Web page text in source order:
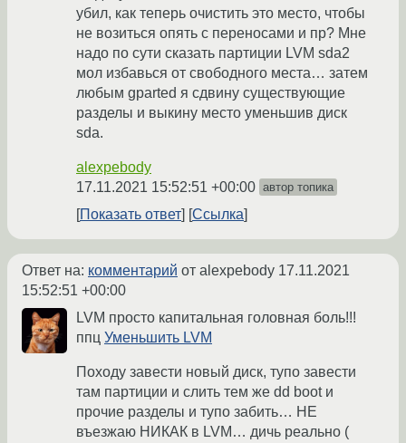
убил, как теперь очистить это место, чтобы
не возиться опять с переносами и пр? Мне
надо по сути сказать партиции LVM sda2
мол избавься от свободного места… затем
любым gparted я сдвину существующие
разделы и выкину место уменьшив диск
sda.
alexpebody
17.11.2021 15:52:51 +00:00 автор топика
Показать ответ Ссылка
Ответ на: комментарий от alexpebody 17.11.2021
15:52:51 +00:00
LVM просто капитальная головная боль!!!
ппц Уменьшить LVM
Походу завести новый диск, тупо завести
там партиции и слить тем же dd boot и
прочие разделы и тупо забить… НЕ
въезжаю НИКАК в LVM… дичь реально (